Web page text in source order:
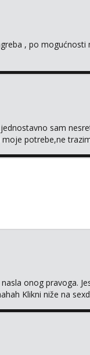
, po mogućnosti
sam
potrebe,ne
onog pravoga.
Klikni niže na